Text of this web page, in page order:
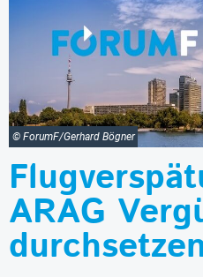
© ForumF/Gerhard Bögner
ARAG